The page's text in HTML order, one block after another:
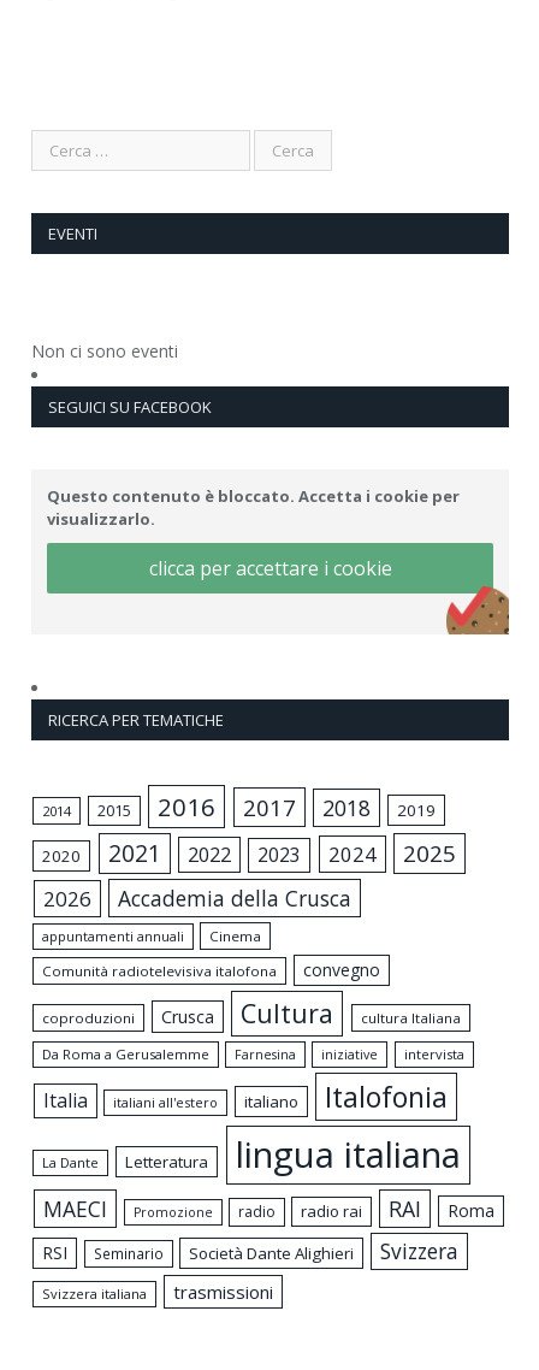
EVENTI
Non ci sono eventi
SEGUICI SU FACEBOOK
Questo contenuto è bloccato. Accetta i cookie per
visualizzarlo.
clicca per accettare i cookie
RICERCA PER TEMATICHE
2014 2015 2016 2017 2018 2019
2020 2021 2022 2023 2024 2025
2026 Accademia della Crusca
appuntamenti annuali
Cinema
Comunità radiotelevisiva italofona
convegno
coproduzioni Crusca Cultura
cultura Italiana
Da Roma a Gerusalemme
Farnesina iniziative intervista
Italia italiani all'estero italiano Italofonia
La Dante Letteratura lingua italiana
MAECI Promozione radio radio rai RAI
Roma
RSI
Seminario Società Dante Alighieri Svizzera
Svizzera italiana trasmissioni